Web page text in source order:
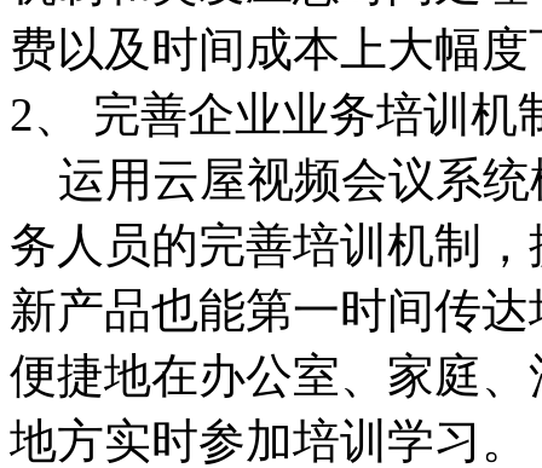
费以及时间成本上大幅度
2、 完善企业业务培训机
运用云屋视频会议系统
务人员的完善培训机制
新产品也能第一时间传
便捷地在办公室、家庭
地方实时参加培训学习。